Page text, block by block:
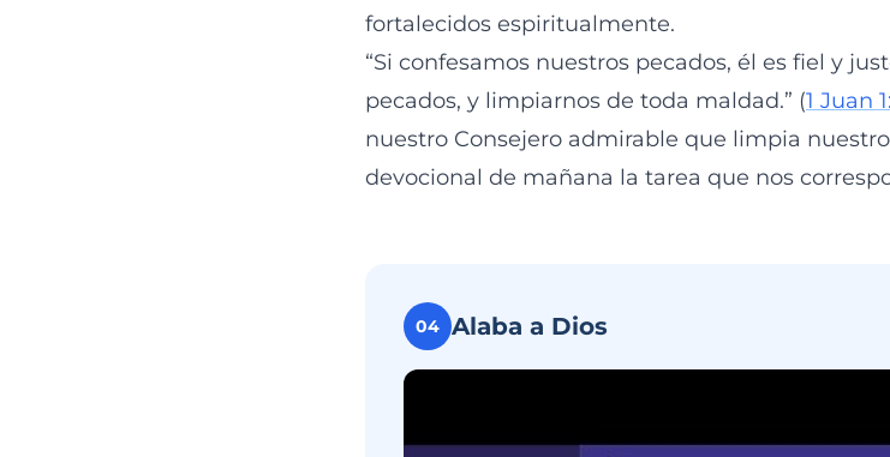
fortalecidos espiritualmente.
“Si confesamos nuestros pecados, él es fiel y
pecados, y limpiarnos de toda maldad.” (1 Juan
nuestro Consejero admirable que limpia
devocional de mañana la tarea que nos
04 Alaba a Dios